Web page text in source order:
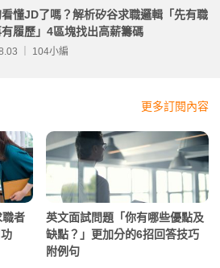
懂JD了嗎？解析矽谷求職邏輯「先有職
履歷」4區塊找出高薪籌碼
｜ 104小編
更多訂閱內容
職者
英文面試問題「你有哪些優點及
缺點？」更加分的6招回答技巧
附例句